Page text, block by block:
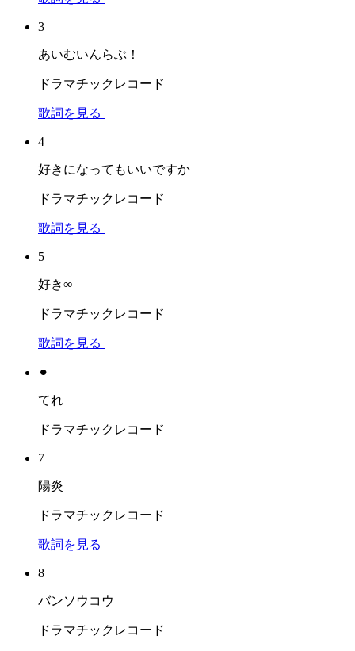
3
あいむいんらぶ！
ドラマチックレコード
歌詞を見る
4
好きになってもいいですか
ドラマチックレコード
歌詞を見る
5
好き∞
ドラマチックレコード
歌詞を見る
⚫︎
てれ
ドラマチックレコード
7
陽炎
ドラマチックレコード
歌詞を見る
8
バンソウコウ
ドラマチックレコード